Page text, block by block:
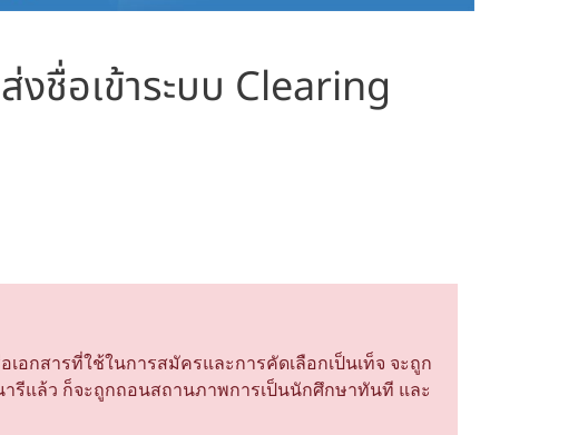
ชื่อเข้าระบบ Clearing
กสารที่ใช้ในการสมัครและการคัดเลือกเป็นเท็จ จะถูก
รีแล้ว ก็จะถูกถอนสถานภาพการเป็นนักศึกษาทันที และ